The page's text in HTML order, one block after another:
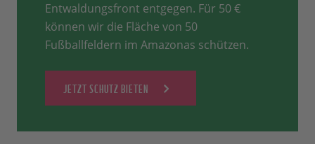
Entwaldungsfront entgegen. Für 50 €
können wir die Fläche von 50
Fußballfeldern im Amazonas schützen.
JETZT SCHUTZ BIETEN